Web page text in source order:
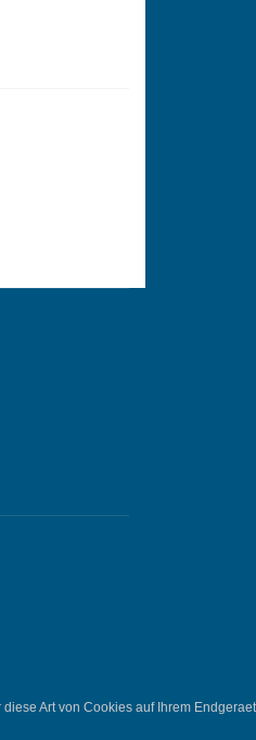
Art von Cookies auf Ihrem Endgeraet